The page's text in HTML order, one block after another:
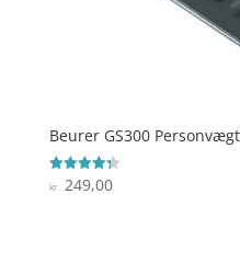
Beurer GS300
Vurderet
4.3
kr.249,00